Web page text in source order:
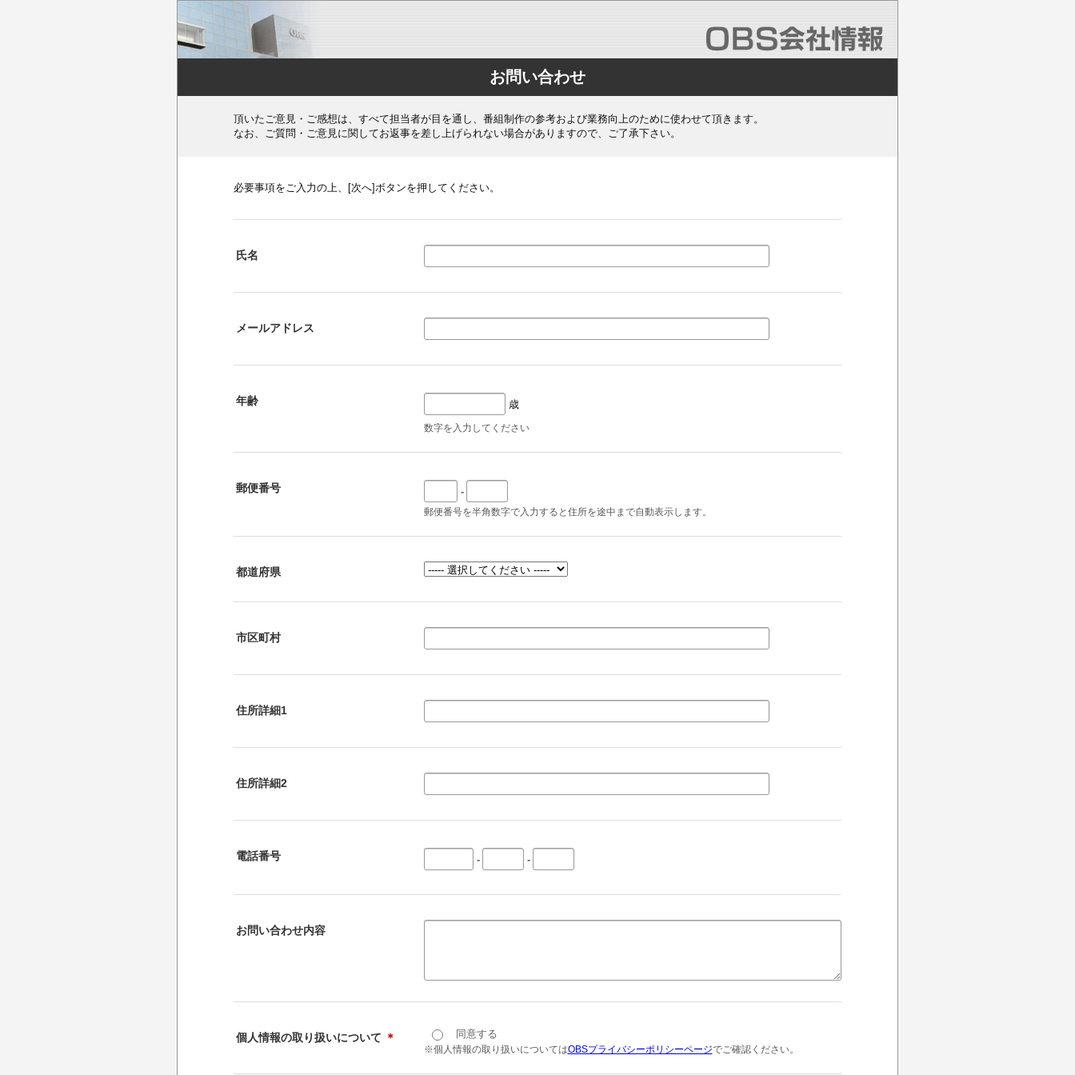
お問い合わせ
頂いたご意見・ご感想は、すべて担当者が目を通し、番組制作の参考および業務向上のために使わせて頂きます。
なお、ご質問・ご意見に関してお返事を差し上げられない場合がありますので、ご了承下さい。
必要事項をご入力の上、[次へ]ボタンを押してください。
氏名
メールアドレス
年齢 歳
数字を入力してください
郵便番号 -
郵便番号を半角数字で入力すると住所を途中まで自動表示します。
都道府県
市区町村
住所詳細1
住所詳細2
電話番号 - -
お問い合わせ内容
個人情報の取り扱いについて ＊ 同意する
※個人情報の取り扱いについてはOBSプライバシーポリシーページでご確認ください。